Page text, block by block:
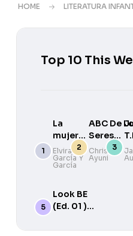
HOME LITERATURA
Top 10 This
La
mujer
peruana
a través
de los
Elvira
García Y
García
ABC De
Seres
Del Perú
Christian
Ayuni
Look BE
(Ed. 01 )
with PAC